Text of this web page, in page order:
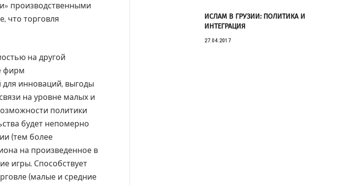
производственными
что торговля
на другой
фирм
для инноваций, выгоды
на уровне малых и
политики
будет непомерно
(тем более
на произведенное в
игры. Способствует
(малые и средние
ИСЛАМ В ГРУЗИИ: ПОЛИТИКА И
ИНТЕГРАЦИЯ
27.04.2017